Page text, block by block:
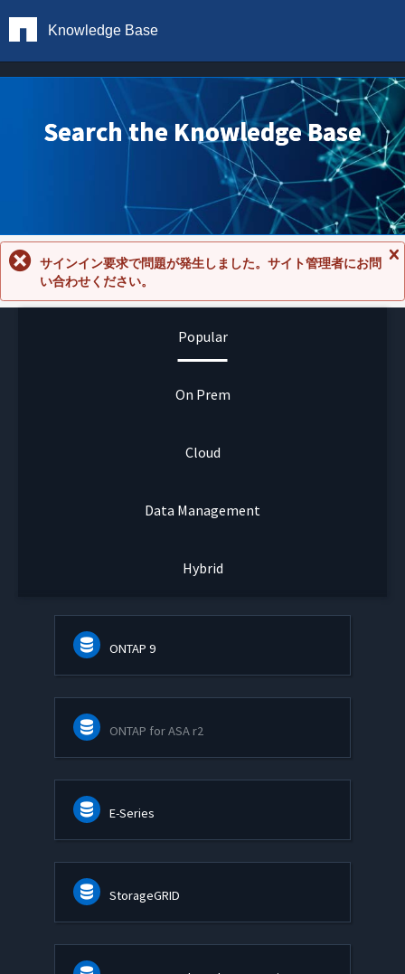
Knowledge Base
Search the Knowledge Base
セ
サインイン要求で問題が発生しました。サイト管理者にお問
い合わせください。
Popular
On Prem
Cloud
Data Management
Hybrid
ONTAP 9
ONTAP for ASA r2
E-Series
StorageGRID